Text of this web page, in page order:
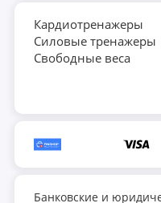
Кардиотренажеры
Силовые тренажеры
Свободные веса
Банковские и